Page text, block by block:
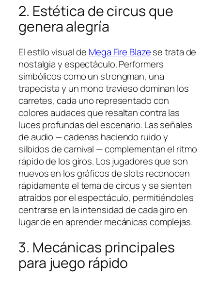
2. Estética de circus que
genera alegría
El estilo visual de Mega Fire Blazese trata de
nostalgia y espectáculo. Performers
simbólicos como un strongman, una
trapecista y un mono travieso dominan los
carretes, cada uno representado con
colores audaces que resaltan contra las
luces profundas del escenario. Las señales
de audio — cadenas haciendo ruido y
silbidos de carnival — complementan el ritmo
rápido de los giros. Los jugadores que son
nuevos en los gráficos de slots reconocen
rápidamente el tema de circus y se sienten
atraídos por el espectáculo, permitiéndoles
centrarse en la intensidad de cada giro en
lugar de en aprender mecánicas complejas.
3. Mecánicas principales
para juego rápido